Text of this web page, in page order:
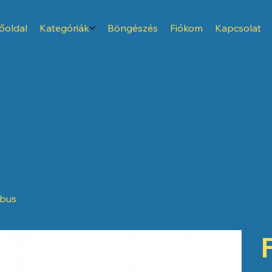
Kategóriák Böngészés Fiókom Kapcsolat